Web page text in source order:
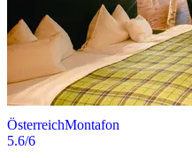
ÖsterreichMontafon
5.6/6